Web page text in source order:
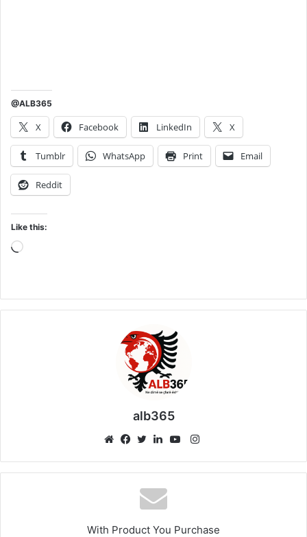
@ALB365
X Facebook LinkedIn X
Tumblr WhatsApp Print Email
Reddit
Like this:
Loading…
alb365
Instagram
With Product You Purchase